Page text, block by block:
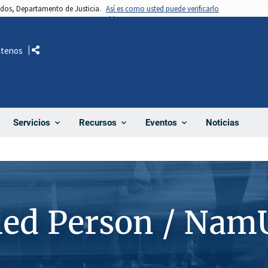
Departamento de Justicia. Así es como usted puede verificarlo
Servicios Recursos Eventos Noticias
Comparte
Person /